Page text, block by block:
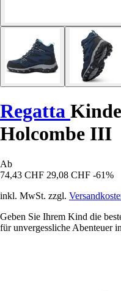
Regatta
Holcombe III
Ab
74,43 CHF 29,08 CHF -61%
inkl. MwSt. zzgl.
Geben Sie Ihrem Kind die
für unvergessliche Abenteuer